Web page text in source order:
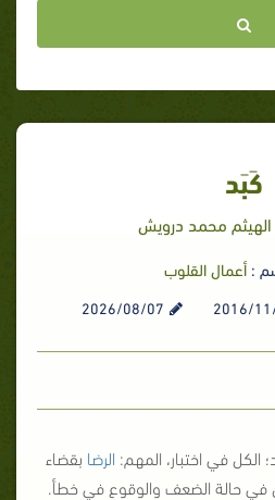
كَبَد
الهيثم محمد درويش
:أعمال القلوب
2016/
2026/08/07
الكل في اختبار، المهم: الرضا بقضاء
في حالة الضعف والوقوع في خطأ.